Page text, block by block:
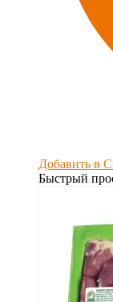
Добавить в
Быстрый